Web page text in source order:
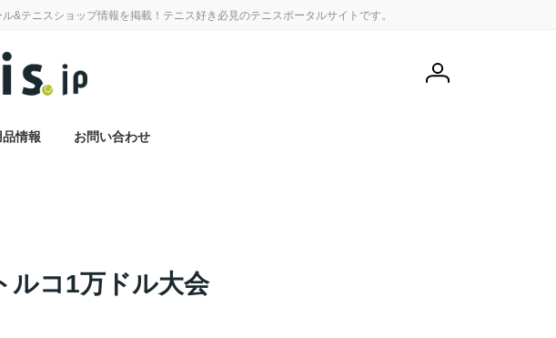
テニスショップ情報を掲載！テニス好き必見のテニスポータルサイトです。
会
情報 お問い合わせ
ルコ1万ドル大会